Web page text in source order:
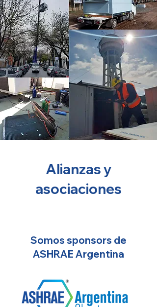
Alianzas y
asociaciones
Somos sponsors de
ASHRAE Argentina